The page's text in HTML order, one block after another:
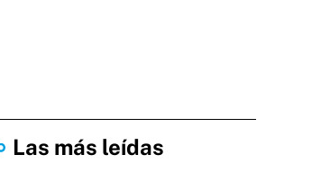
Las más leídas